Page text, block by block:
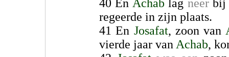
40 En Achab lag neerbij
regeerde in zijn plaats.
41 En Josafat, zoon van
vierde jaar van Achab,